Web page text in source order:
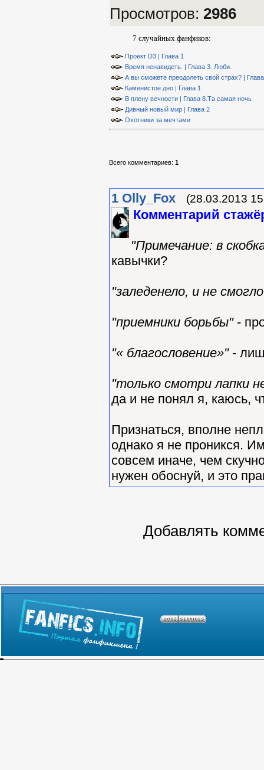
Просмотров: 2986
7 случайных фанфиков:
Проект D3 | Глава 1
Время ненавидеть. | Глава 3. Люби.
А вы сможете преодолеть свой страх? |
Каменистое дно | Глава 1
В плену вечности | Глава 8.Та самая ночь
Дивный новый мир | Глава 2
Охотники за мечтами
Всего комментариев: 1
1 Olly_Fox (28.03.2013
Комментарий
"Примечание: в
кавычки?
"заледенело, и не
"приемники борьбы"-
"« благословение»"-
"только смотри лапки
да и не понял я, каюсь,
Признаться, вполне
однако я не проникся.
совсем иначе, чем
нужен обоснуй, и это
Добавлять